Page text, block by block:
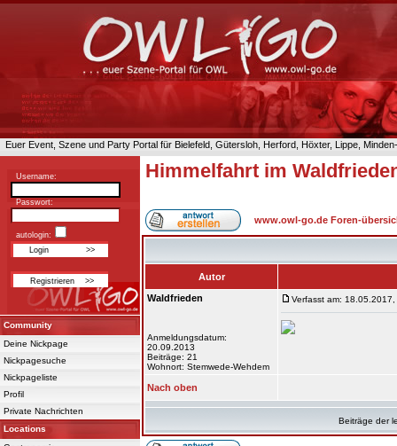
Euer Event, Szene und Party Portal für Bielefeld, Gütersloh, Herford, Höxter, Lippe,
Username:
Passwort:
autologin:
Community
Deine Nickpage
Nickpagesuche
Nickpageliste
Profil
Private Nachrichten
Locations
Himmelfahrt im
www.owl-go.de Foren-
Autor
Waldfrieden
Anmeldungsdatum:
20.09.2013
Beiträge: 21
Wohnort: Stemwede-Wehdem
Verfasst am:
Nach oben
Beiträge der